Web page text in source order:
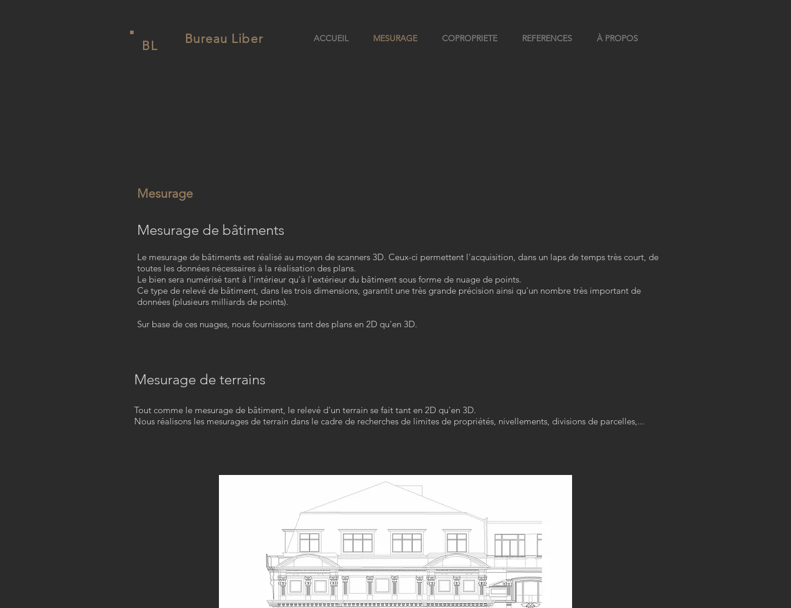
BL Bureau Liber ACCUEIL MESURAGE COPROPRIETE REFERENCES À PROPOS
Mesurage
Mesurage de bâtiments
Le mesurage de bâtiments est réalisé au moyen de scanners 3D. Ceux-ci permettent l'acquisition, dans un laps de temps très court, de
toutes les données nécessaires à la réalisation des plans.
Le bien sera numérisé tant à l'intérieur qu'à l'extérieur du bâtiment sous forme de nuage de points.
Ce type de relevé de bâtiment, dans les trois dimensions, garantit une très grande précision ainsi qu'un nombre très important de
données (plusieurs milliards de points).
Sur base de ces nuages, nous fournissons tant des plans en 2D qu'en 3D.
Mesurage de terrains
Tout comme le mesurage de bâtiment, le relevé d'un terrain se fait tant en 2D qu'en 3D.
Nous réalisons les mesurages de terrain dans le cadre de recherches de limites de propriétés, nivellements, divisions de parcelles,...